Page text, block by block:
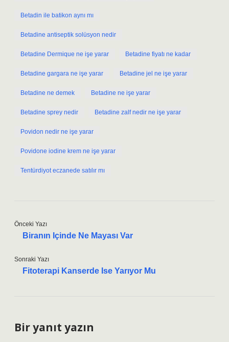
Betadin ile batikon aynı mı
Betadine antiseptik solüsyon nedir
Betadine Dermique ne işe yarar Betadine fiyatı ne kadar
Betadine gargara ne işe yarar Betadine jel ne işe yarar
Betadine ne demek Betadine ne işe yarar
Betadine sprey nedir Betadine zalf nedir ne işe yarar
Povidon nedir ne işe yarar
Povidone iodine krem ne işe yarar
Tentürdiyot eczanede satılır mı
Önceki Yazı
Biranın Içinde Ne Mayası Var
Sonraki Yazı
Fitoterapi Kanserde Ise Yarıyor Mu
Bir yanıt yazın